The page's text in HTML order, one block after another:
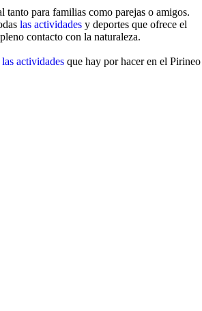
tanto para familias como parejas o amigos.
las actividades y deportes que ofrece el
contacto con la naturaleza.
las actividades que hay por hacer en el Pirineo